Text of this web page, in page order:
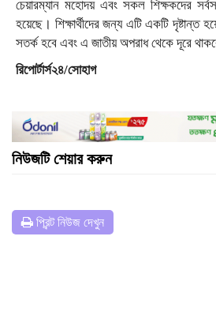
চেয়ারম্যান মহোদয় এবং সকল শিক্ষকদের
হয়েছে। শিক্ষার্থীদের জন্য এটি একটি দৃষ্টান্ত
সতর্ক হবে এবং এ জাতীয় অপরাধ থেকে দূরে
রিপোর্টার্স২৪/সোহাগ
নিউজটি শেয়ার করুন
প্রিন্ট নিউজ দেখুন